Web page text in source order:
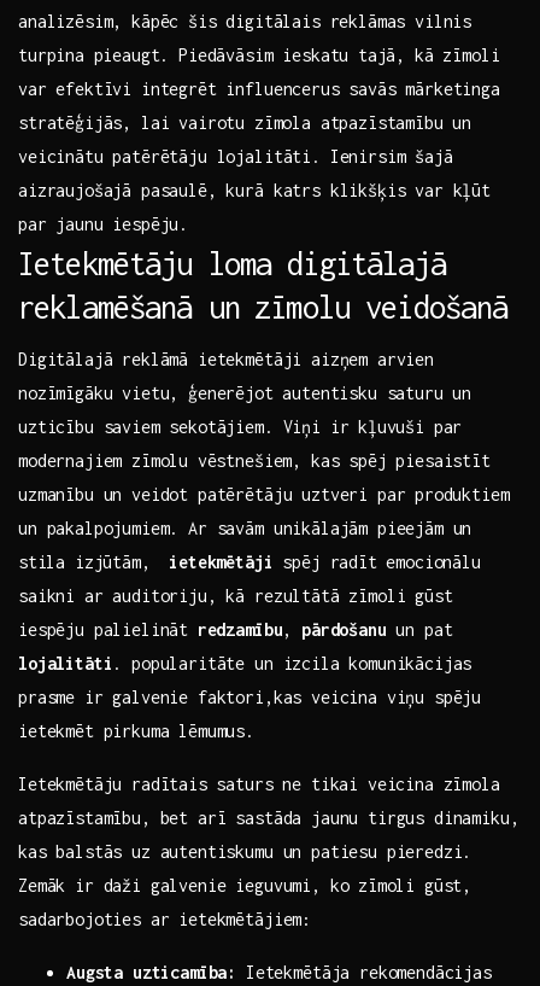
analizēsim, kāpēc šis ⁤digitālais reklāmas vilnis ​
turpina ⁤pieaugt. Piedāvāsim ieskatu⁢ tajā, kā zīmoli
var efektīvi integrēt influencerus savās mārketinga
stratēģijās, lai vairotu ⁣zīmola ‌atpazīstamību un
veicinātu patērētāju lojalitāti. Ienirsim šajā
aizraujošajā pasaulē, kurā katrs​ klikšķis var kļūt
par jaunu iespēju.
Ietekmētāju loma digitālajā
reklamēšanā‍ un ⁣zīmolu veidošanā
Digitālajā reklāmā ietekmētāji aizņem arvien
nozīmīgāku vietu, ģenerējot⁢ autentisku saturu un
uzticību saviem sekotājiem. Viņi ir⁤ kļuvuši par
modernajiem zīmolu⁤ vēstnešiem,‌ kas spēj piesaistīt
uzmanību ‍un veidot patērētāju uztveri‌ par ⁣produktiem⁤
un pakalpojumiem. Ar savām unikālajām pieejām un
⁢stila izjūtām, ‌ ietekmētāji spēj ‍radīt⁣ emocionālu
saikni ‍ar auditoriju, kā rezultātā ‌zīmoli gūst
iespēju palielināt⁣ redzamību, pārdošanu un pat
lojalitāti . popularitāte un izcila komunikācijas
prasme ir galvenie faktori,kas veicina viņu spēju
‌ietekmēt pirkuma lēmumus.
Ietekmētāju radītais⁢ saturs ne tikai veicina zīmola
atpazīstamību, ​bet arī sastāda jaunu tirgus dinamiku,
kas‌ balstās ‍uz​ autentiskumu un patiesu pieredzi.
Zemāk ir daži galvenie‍ ieguvumi, ko⁤ zīmoli gūst,
sadarbojoties ar ietekmētājiem:
Augsta uzticamība:
Ietekmētāja ‍rekomendācijas